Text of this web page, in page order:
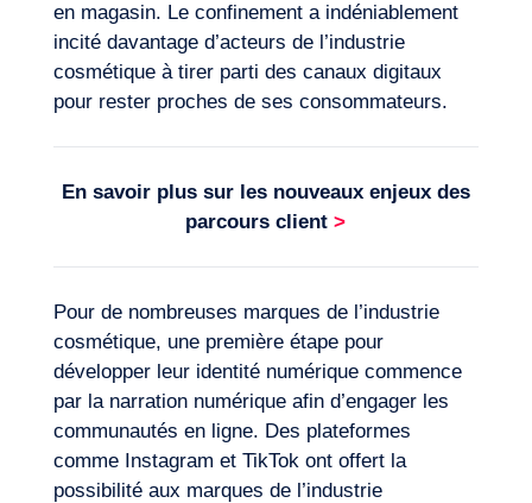
Notre aventure
en magasin. Le confinement a indéniablement
incité davantage d’acteurs de l’industrie
cosmétique à tirer parti des canaux digitaux
pour rester proches de ses consommateurs.
En savoir plus sur les nouveaux enjeux des
parcours client>
Pour de nombreuses marques de l’industrie
cosmétique, une première étape pour
développer leur identité numérique commence
par la narration numérique afin d’engager les
communautés en ligne. Des plateformes
comme Instagram et TikTok ont offert la
possibilité aux marques de l’industrie